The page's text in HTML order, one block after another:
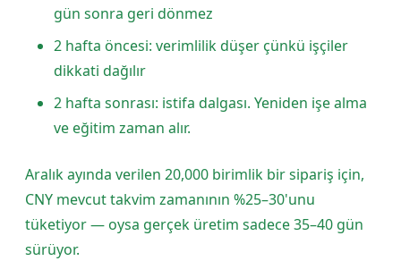
gün sonra geri dönmez
2 hafta öncesi: verimlilik düşer çünkü işçiler
dikkati dağılır
2 hafta sonrası: istifa dalgası. Yeniden işe alma
ve eğitim zaman alır.
Aralık ayında verilen 20,000 birimlik bir sipariş için,
CNY mevcut takvim zamanının %25–30'unu
tüketiyor — oysa gerçek üretim sadece 35–40 gün
sürüyor.